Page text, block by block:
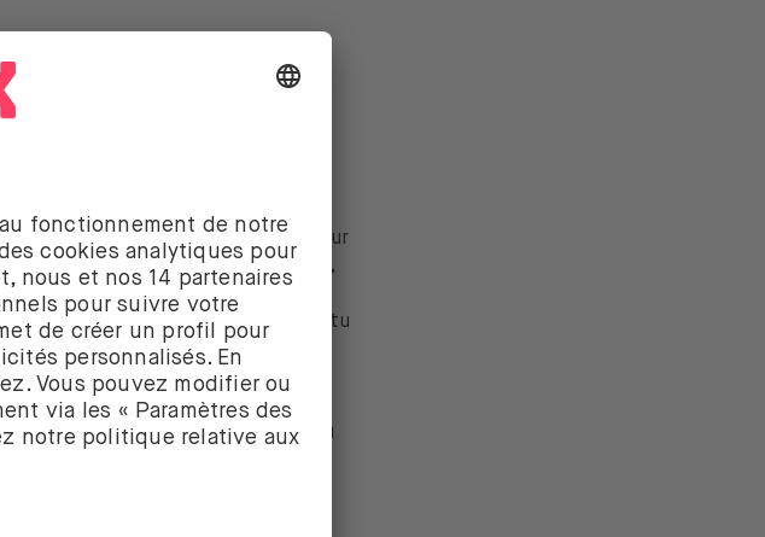
et Tesla ?
actions à la fin du mois d’août.
Chez Tesla, c’est un
le fractionnement s’appliquera pour
jusqu’à la date limite. Pour Apple,
américain le 28 août. Ainsi, tu
sur ton compte le jour ouvré
conséquence, mais ton
pas. Aussi, et si tu le souhaites, tu
à un prix inférieur.